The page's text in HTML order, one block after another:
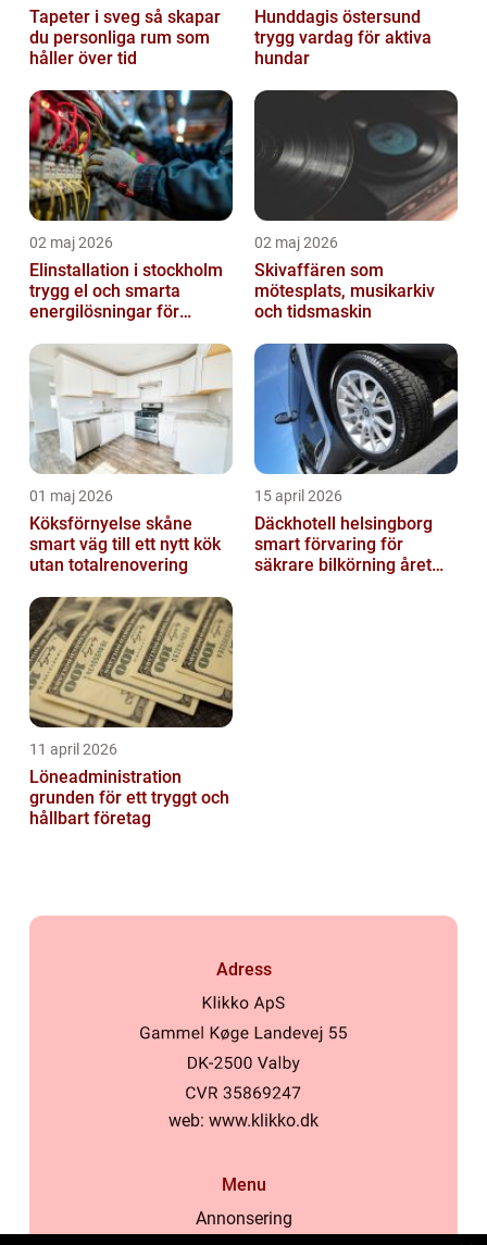
Tapeter i sveg så skapar
du personliga rum som
håller över tid
Hunddagis östersund
trygg vardag för aktiva
hundar
02 maj 2026
Elinstallation i stockholm
trygg el och smarta
energilösningar för
02 maj 2026
Skivaffären som
mötesplats, musikarkiv
och tidsmaskin
01 maj 2026
Köksförnyelse skåne
smart väg till ett nytt kök
utan totalrenovering
15 april 2026
Däckhotell helsingborg
smart förvaring för
säkrare bilkörning året
11 april 2026
Löneadministration
grunden för ett tryggt och
hållbart företag
Adress
web: www.klikko.dk
Menu
Annonsering